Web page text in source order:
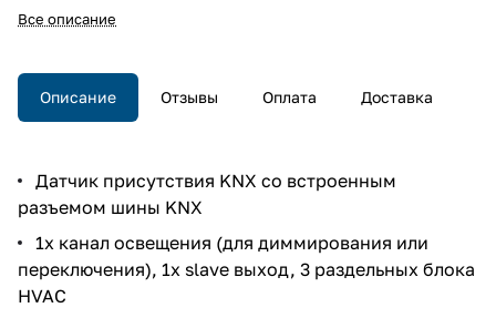
Все описание
Описание Отзывы Оплата Доставка
Датчик присутствия KNX со встроенным
разъемом шины KNX
1х канал освещения (для диммирования или
переключения), 1x slave выход, 3 раздельных блока
HVAC